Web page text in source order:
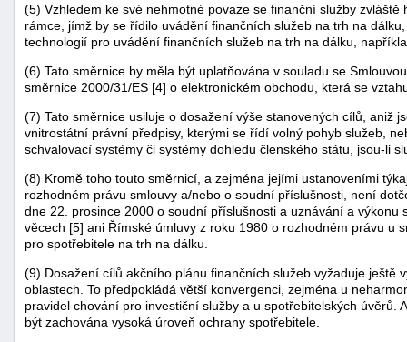
(5) Vzhledem ke své nehmotné povaze se finanční služby
rámce, jímž by se řídilo uvádění finančních služeb na trh na
technologií pro uvádění finančních služeb na trh na dálku,
(6) Tato směrnice by měla být uplatňována v souladu se
směrnice 2000/31/ES [4] o elektronickém obchodu, která se
(7) Tato směrnice usiluje o dosažení výše stanovených cílů, aniž
vnitrostátní právní předpisy, kterými se řídí volný pohyb služeb,
schvalovací systémy či systémy dohledu členského státu, jsou-li
(8) Kromě toho touto směrnicí, a zejména jejími ustanoveními
rozhodném právu smlouvy a/nebo o soudní příslušnosti, není
dne 22. prosince 2000 o soudní příslušnosti a uznávání a
věcech [5] ani Římské úmluvy z roku 1980 o rozhodném právu u
pro spotřebitele na trh na dálku.
(9) Dosažení cílů akčního plánu finančních služeb vyžaduje ještě
oblastech. To předpokládá větší konvergenci, zejména u
pravidel chování pro investiční služby a u spotřebitelských úvěrů.
být zachována vysoká úroveň ochrany spotřebitele.
+náhrady